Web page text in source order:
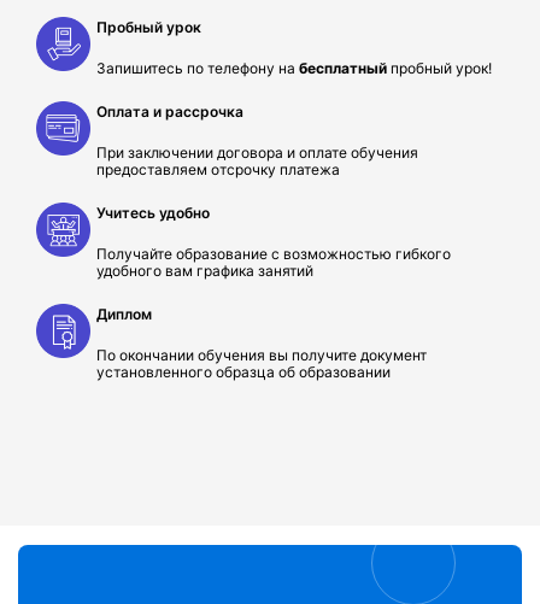
Пробный урок
Запишитесь по телефону на бесплатный пробный урок!
Оплата и рассрочка
При заключении договора и оплате обучения
предоставляем отсрочку платежа
Учитесь удобно
Получайте образование с возможностью гибкого
удобного вам графика занятий
Диплом
По окончании обучения вы получите документ
установленного образца об образовании